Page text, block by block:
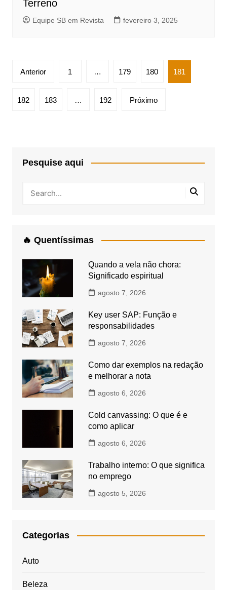
Terreno
Equipe SB em Revista fevereiro 3, 2025
Paginação
posts
Anterior 1 … 179 180 181
182 183 … 192 Próximo
Pesquise aqui
🔥 Quentíssimas
Quando a vela não chora:
Significado espiritual
agosto 7, 2026
Key user SAP: Função e
responsabilidades
agosto 7, 2026
Como dar exemplos na redação
e melhorar a nota
agosto 6, 2026
Cold canvassing: O que é e
como aplicar
agosto 6, 2026
Trabalho interno: O que significa
no emprego
agosto 5, 2026
Categorias
Auto
Beleza